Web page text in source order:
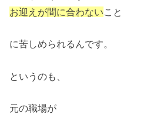
お迎えが間に合わないこと
に苦しめられるんです。
というのも、
元の職場が